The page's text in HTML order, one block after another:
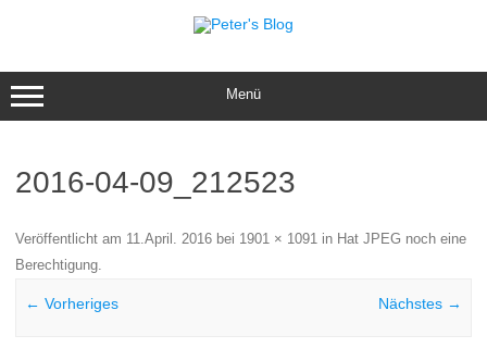
Menü
2016-04-09_212523
Veröffentlicht am 11.April. 2016 bei 1901 × 1091 in Hat JPEG noch eine
Berechtigung.
← Vorheriges Nächstes →